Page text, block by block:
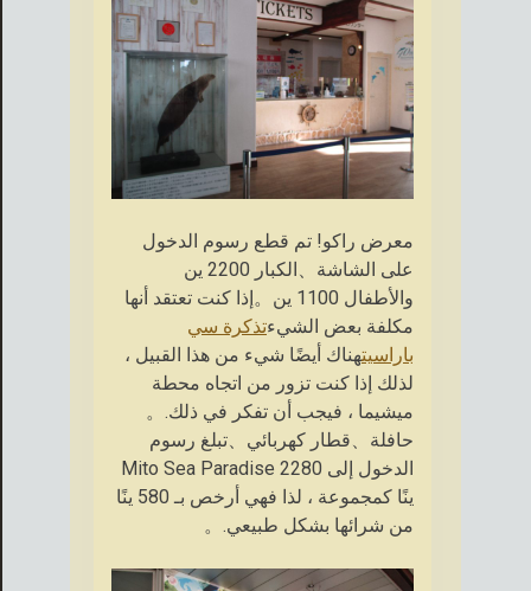
معرض راكو! تم قطع رسوم الدخول
على الشاشة、الكبار 2200 ين
والأطفال 1100 ين。إذا كنت تعتقد أنها
مكلفة بعض الشيءتذكرة سي
باراسيتهناك أيضًا شيء من هذا القبيل ،
لذلك إذا كنت تزور من اتجاه محطة
ميشيما ، فيجب أن تفكر في ذلك.。
حافلة、قطار كهربائي、تبلغ رسوم
الدخول إلى Mito Sea Paradise 2280
ينًا كمجموعة ، لذا فهي أرخص بـ 580 ينًا
من شرائها بشكل طبيعي.。